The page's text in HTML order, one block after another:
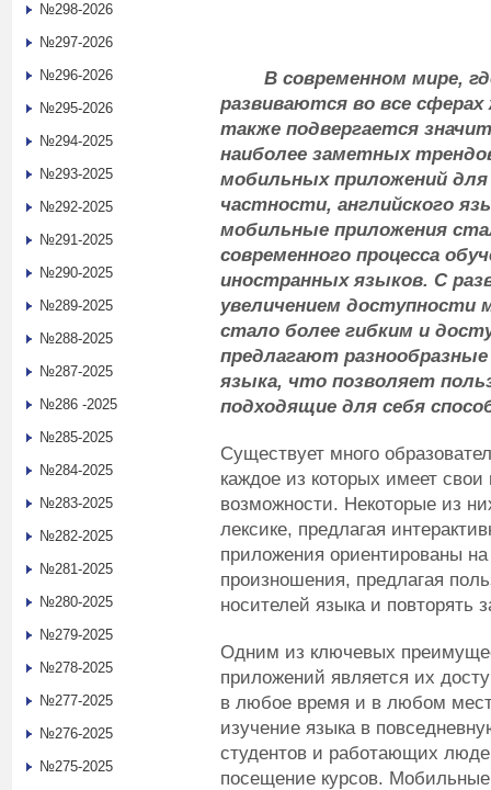
В современном мире,
развиваются во все
также подвергается
наиболее заметных
мобильных приложений
частности, английского
мобильные приложения
современного процесса
иностранных языков. С
увеличением доступности
стало более гибким и
предлагают
языка, что позволяет
подходящие для себя
Существует много
каждое из которых имеет
возможности. Некоторые из
лексике, предлагая
приложения ориентированы
произношения, предлагая
носителей языка и повторять
Одним из ключевых
приложений является их
в любое время и в любом
изучение языка в
студентов и работающих
посещение курсов.
№298-2026
№297-2026
№296-2026
№295-2026
№294-2025
№293-2025
№292-2025
№291-2025
№290-2025
№289-2025
№288-2025
№287-2025
№286 -2025
№285-2025
№284-2025
№283-2025
№282-2025
№281-2025
№280-2025
№279-2025
№278-2025
№277-2025
№276-2025
№275-2025